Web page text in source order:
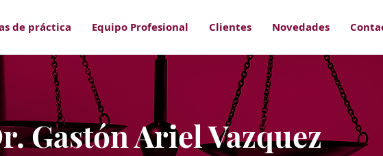
de práctica Equipo Profesional Clientes Novedades
Gastón Ariel Vazquez